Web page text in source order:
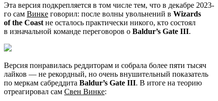
Эта версия подкрепляется в том числе тем, что в декабре 2023-
го сам Винке говорил: после волны увольнений в Wizards
of the Coast не осталось практически никого, кто состоял
в изначальной команде переговоров о Baldur’s Gate III.
Версия понравилась реддиторам и собрала более пяти тысяч
лайков — не рекордный, но очень внушительный показатель
по меркам сабреддита Baldur’s Gate III. В итоге на теорию
отреагировал сам Свен Винке: